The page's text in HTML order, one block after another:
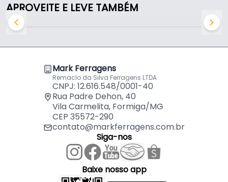
APROVEITE E LEVE TAMBÉM
Mark Ferragens
Remaclo da Silva Ferragens LTDA
CNPJ: 12.616.548/0001-40
Rua Padre Dehon, 40
Vila Carmelita, Formiga/MG
CEP 35572-290
contato@markferragens.com.br
Siga-nos
Baixe nosso app